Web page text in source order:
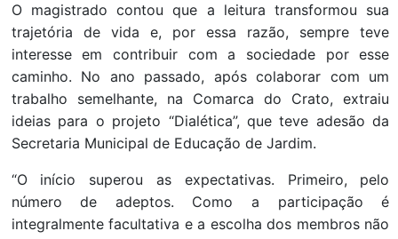
O magistrado contou que a leitura transformou sua
trajetória de vida e, por essa razão, sempre teve
interesse em contribuir com a sociedade por esse
caminho. No ano passado, após colaborar com um
trabalho semelhante, na Comarca do Crato, extraiu
ideias para o projeto “Dialética”, que teve adesão da
Secretaria Municipal de Educação de Jardim.
“O início superou as expectativas. Primeiro, pelo
número de adeptos. Como a participação é
integralmente facultativa e a escolha dos membros não